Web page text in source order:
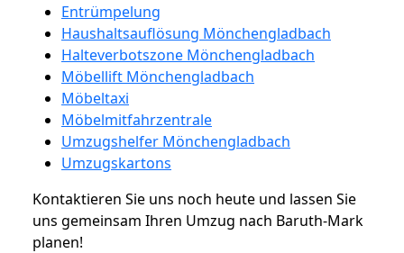
Entrümpelung
Haushaltsauflösung Mönchengladbach
Halteverbotszone Mönchengladbach
Möbellift Mönchengladbach
Möbeltaxi
Möbelmitfahrzentrale
Umzugshelfer Mönchengladbach
Umzugskartons
Kontaktieren Sie uns noch heute und lassen Sie
uns gemeinsam Ihren Umzug nach Baruth-Mark
planen!